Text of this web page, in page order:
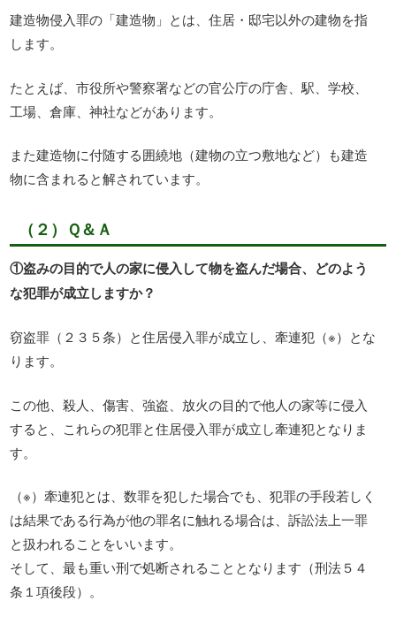
建造物侵入罪の「建造物」とは、住居・邸宅以外の建物を指
します。
たとえば、市役所や警察署などの官公庁の庁舎、駅、学校、
工場、倉庫、神社などがあります。
また建造物に付随する囲繞地（建物の立つ敷地など）も建造
物に含まれると解されています。
（２）Ｑ＆Ａ
①盗みの目的で人の家に侵入して物を盗んだ場合、どのよう
な犯罪が成立しますか？
窃盗罪（２３５条）と住居侵入罪が成立し、牽連犯（※）とな
ります。
この他、殺人、傷害、強盗、放火の目的で他人の家等に侵入
すると、これらの犯罪と住居侵入罪が成立し牽連犯となりま
す。
（※）牽連犯とは、数罪を犯した場合でも、犯罪の手段若しく
は結果である行為が他の罪名に触れる場合は、訴訟法上一罪
と扱われることをいいます。
そして、最も重い刑で処断されることとなります（刑法５４
条１項後段）。